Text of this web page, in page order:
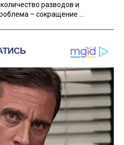
разводов и
– сокращение ...